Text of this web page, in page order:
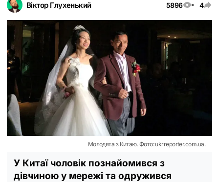
Віктор Глухенький 5896 4
Молодята з Китаю. Фото: ukrreporter.com.ua.
У Китаї чоловік познайомився з
дівчиною у мережі та одружився